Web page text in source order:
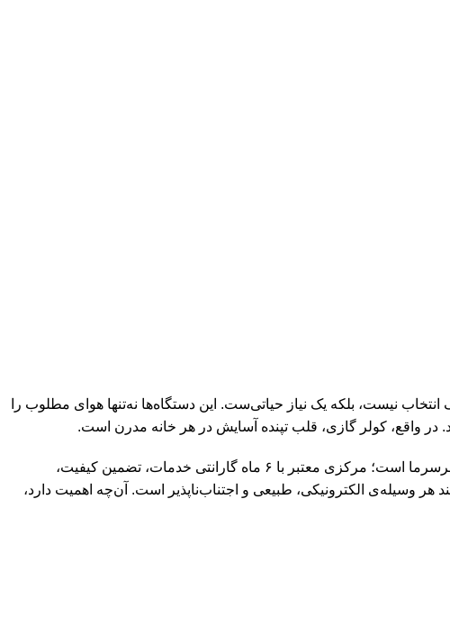
نیست، بلکه یک نیاز حیاتی‌ست. این دستگاه‌ها نه‌تنها هوای مطلوب را
واقع، کولر گازی، قلب تپنده آسایش در هر خانه مدرن است.
در زمان بروز هرگونه نقص فنی در کولر گازی یا نیاز به خدمات نمایندگی کولر گازی ایوولی در سعادت‌آباد، بهترین تصمیم تماس با شهرسرما است؛ مرکزی معتبر با ۶ ماه گارانتی خدمات، تضمین کیفیت،
هر وسیله‌ی الکترونیکی، طبیعی و اجتناب‌ناپذیر است. آن‌چه اهمیت دارد،